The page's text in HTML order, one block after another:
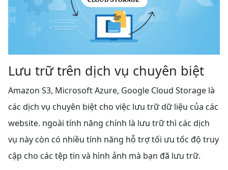
Lưu trữ trên dịch vụ chuyên biệt
Amazon S3, Microsoft Azure, Google Cloud Storage là
các dịch vụ chuyên biệt cho việc lưu trữ dữ liệu của các
website. ngoài tính năng chính là lưu trữ thì các dịch
vụ này còn có nhiều tính năng hỗ trợ tối ưu tốc độ truy
cập cho các tệp tin và hình ảnh mà bạn đã lưu trữ.